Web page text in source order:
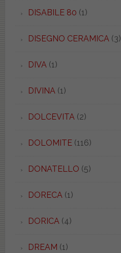
DISABILE 80 (1)
DISEGNO CERAMICA(3)
DIVA(1)
DIVINA(1)
DOLCEVITA(2)
DOLOMITE(116)
DONATELLO (5)
DORECA(1)
DORICA(4)
DREAM (1)